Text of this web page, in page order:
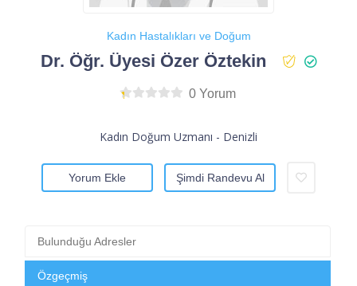
Kadın Hastalıkları ve Doğum
Dr. Öğr. Üyesi Özer Öztekin
0 Yorum
Kadın Doğum Uzmanı - Denizli
Yorum Ekle Şimdi Randevu Al
Bulunduğu Adresler
Özgeçmiş